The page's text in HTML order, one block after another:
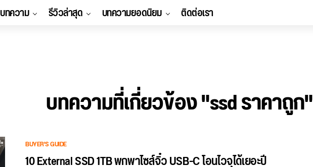
บทความ รีวิวล่าสุด บทความยอดนิยม ติดต่อเรา
บทความที่เกี่ยวข้อง "ssd ราคาถูก"
BUYER'S GUIDE
10 External SSD 1TB พกพาไซส์จิ๋ว USB-C โอนไวจุได้เยอะปี